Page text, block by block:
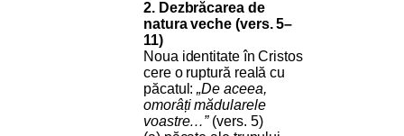
2. Dezbrăcarea de
natura veche (vers. 5–
11)
Noua identitate în Cristos
cere o ruptură reală cu
păcatul:„De aceea,
omorâți mădularele
voastre…”(vers. 5)